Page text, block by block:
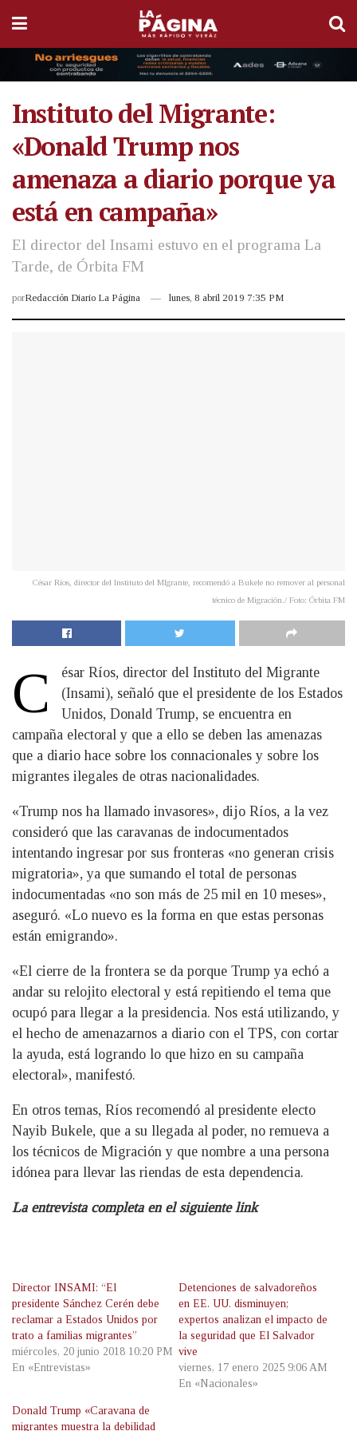
Instituto del Migrante:
«Donald Trump nos
amenaza a diario porque ya
está en campaña»
El director del Insami estuvo en el programa La
Tarde, de Órbita FM
porRedacción Diario La Página lunes, 8 abril 2019 7:35 PM
César Ríos, director del Instituto del MIgrante, recomendó a Bukele no remover al personal
técnico de Migración./ Foto: Órbita FM
C
ésar Ríos, director del Instituto del Migrante
(Insami), señaló que el presidente de los Estados
Unidos, Donald Trump, se encuentra en
campaña electoral y que a ello se deben las amenazas
que a diario hace sobre los connacionales y sobre los
migrantes ilegales de otras nacionalidades.
«Trump nos ha llamado invasores», dijo Ríos, a la vez
consideró que las caravanas de indocumentados
intentando ingresar por sus fronteras «no generan crisis
migratoria», ya que sumando el total de personas
indocumentadas «no son más de 25 mil en 10 meses»,
aseguró. «Lo nuevo es la forma en que estas personas
están emigrando».
«El cierre de la frontera se da porque Trump ya echó a
andar su relojito electoral y está repitiendo el tema que
ocupó para llegar a la presidencia. Nos está utilizando, y
el hecho de amenazarnos a diario con el TPS, con cortar
la ayuda, está logrando lo que hizo en su campaña
electoral», manifestó.
En otros temas, Ríos recomendó al presidente electo
Nayib Bukele, que a su llegada al poder, no remueva a
los técnicos de Migración y que nombre a una persona
idónea para llevar las riendas de esta dependencia.
La entrevista completa en el siguiente link
Director INSAMI: “El
presidente Sánchez Cerén debe
reclamar a Estados Unidos por
trato a familias migrantes”
miércoles, 20 junio 2018 10:20 PM
En «Entrevistas»
Detenciones de salvadoreños
en EE. UU. disminuyen;
expertos analizan el impacto de
la seguridad que El Salvador
vive
viernes, 17 enero 2025 9:06 AM
En «Nacionales»
Donald Trump «Caravana de
migrantes muestra la debilidad